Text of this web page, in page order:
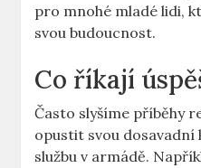
pro mnohé mladé lidi,
svou budoucnost.
Co říkají
Často slyšíme příběhy
opustit svou
službu v armádě.